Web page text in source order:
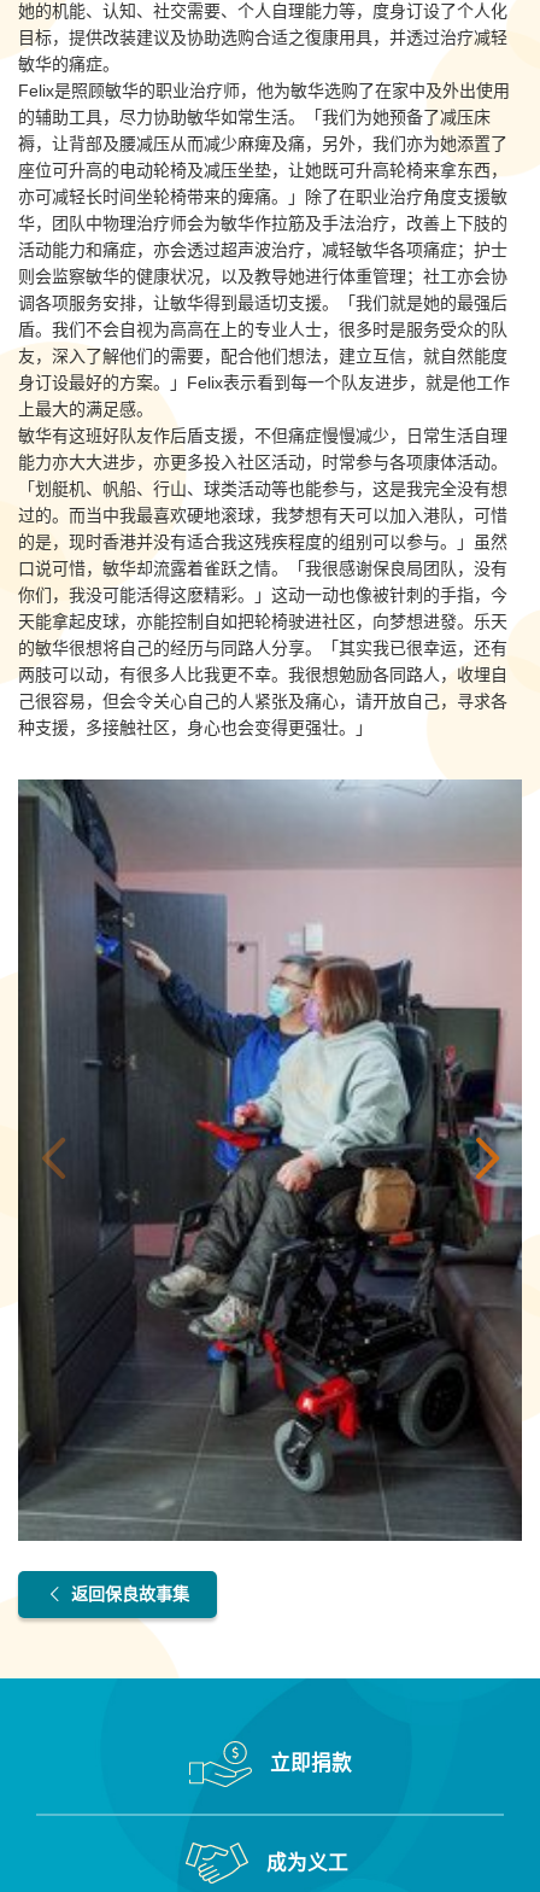
她的机能、认知、社交需要、个人自理能力等，度身订设了个人化
目标，提供改装建议及协助选购合适之復康用具，并透过治疗减轻
敏华的痛症。
Felix是照顾敏华的职业治疗师，他为敏华选购了在家中及外出使用
的辅助工具，尽力协助敏华如常生活。「我们为她预备了减压床
褥，让背部及腰减压从而减少麻痺及痛，另外，我们亦为她添置了
座位可升高的电动轮椅及减压坐垫，让她既可升高轮椅来拿东西，
亦可减轻长时间坐轮椅带来的痺痛。」除了在职业治疗角度支援敏
华，团队中物理治疗师会为敏华作拉筋及手法治疗，改善上下肢的
活动能力和痛症，亦会透过超声波治疗，减轻敏华各项痛症；护士
则会监察敏华的健康状况，以及教导她进行体重管理；社工亦会协
调各项服务安排，让敏华得到最适切支援。「我们就是她的最强后
盾。我们不会自视为高高在上的专业人士，很多时是服务受众的队
友，深入了解他们的需要，配合他们想法，建立互信，就自然能度
身订设最好的方案。」Felix表示看到每一个队友进步，就是他工作
上最大的满足感。
敏华有这班好队友作后盾支援，不但痛症慢慢减少，日常生活自理
能力亦大大进步，亦更多投入社区活动，时常参与各项康体活动。
「划艇机、帆船、行山、球类活动等也能参与，这是我完全没有想
过的。而当中我最喜欢硬地滚球，我梦想有天可以加入港队，可惜
的是，现时香港并没有适合我这残疾程度的组别可以参与。」虽然
口说可惜，敏华却流露着雀跃之情。「我很感谢保良局团队，没有
你们，我没可能活得这麽精彩。」这动一动也像被针刺的手指，今
天能拿起皮球，亦能控制自如把轮椅驶进社区，向梦想进發。乐天
的敏华很想将自己的经历与同路人分享。「其实我已很幸运，还有
两肢可以动，有很多人比我更不幸。我很想勉励各同路人，收埋自
己很容易，但会令关心自己的人紧张及痛心，请开放自己，寻求各
种支援，多接触社区，身心也会变得更强壮。」
返回保良故事集
立即捐款
成为义工